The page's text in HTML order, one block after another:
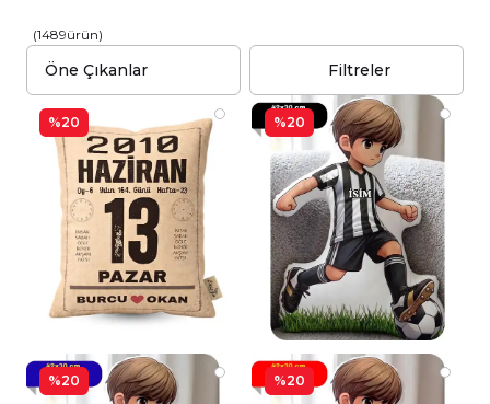
(1489ürün)
Filtreler
%20 %20
%20 %20